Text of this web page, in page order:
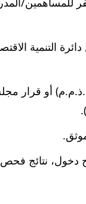
التنمية
أو قرار
دخول، نتائج